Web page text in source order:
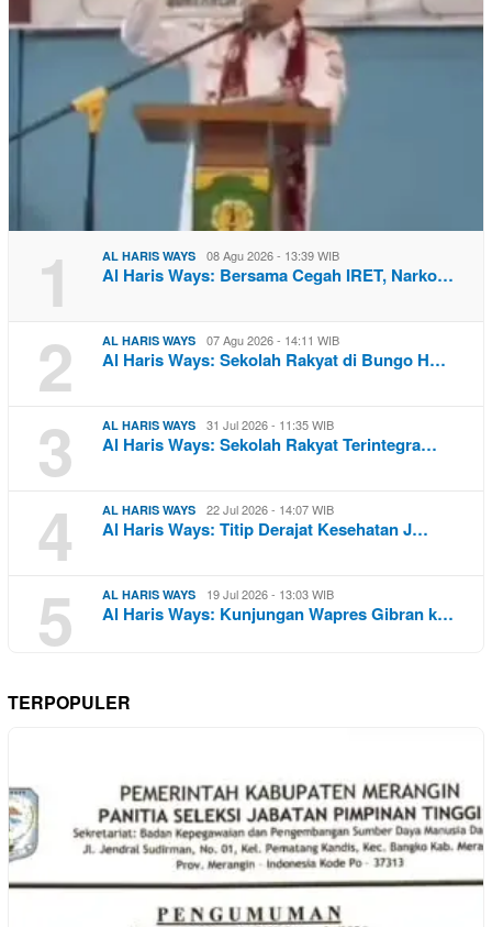
1 AL HARIS WAYS 08 Agu 2026 - 13:39 WIB
Al Haris Ways: Bersama Cegah IRET, Narko…
2 AL HARIS WAYS 07 Agu 2026 - 14:11 WIB
Al Haris Ways: Sekolah Rakyat di Bungo H…
3 AL HARIS WAYS 31 Jul 2026 - 11:35 WIB
Al Haris Ways: Sekolah Rakyat Terintegra…
4 AL HARIS WAYS 22 Jul 2026 - 14:07 WIB
Al Haris Ways: Titip Derajat Kesehatan J…
5 AL HARIS WAYS 19 Jul 2026 - 13:03 WIB
Al Haris Ways: Kunjungan Wapres Gibran k…
TERPOPULER